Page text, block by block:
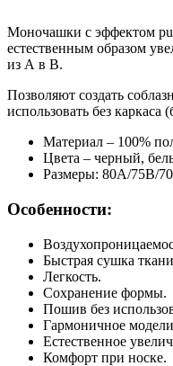
Моночашки с эффектом
естественным образом
из А в В.
Позволяют создать
использовать без каркаса
Материал – 100%
Цвета – черный,
Размеры: 80A/75B/
Особенности:
Быстрая сушка
Легкость.
Сохранение формы.
Пошив без
Гармоничное
Естественное
Комфорт при носке.